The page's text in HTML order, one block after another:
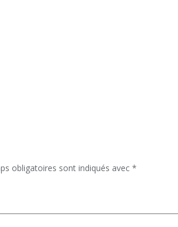
obligatoires sont indiqués avec *